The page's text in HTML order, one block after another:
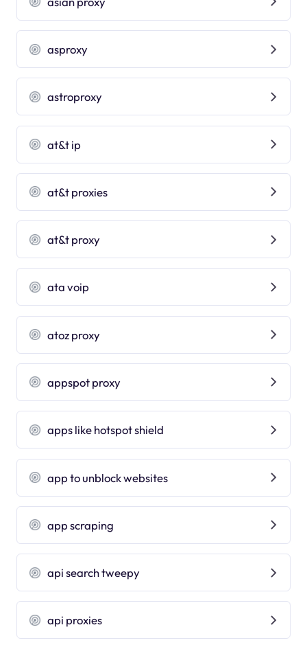
asproxy
astroproxy
at&t ip
at&t proxies
at&t proxy
ata voip
atoz proxy
appspot proxy
apps like hotspot shield
app to unblock websites
app scraping
api search tweepy
api proxies